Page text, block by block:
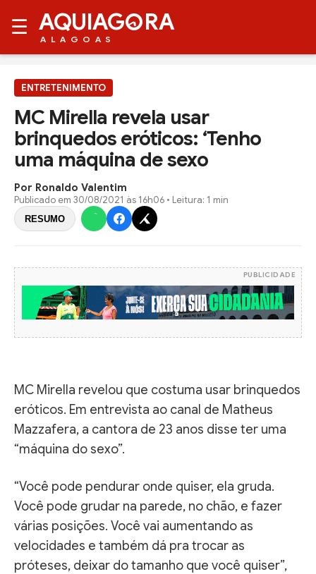
☰ AQUIAG RA
ALAGOAS
ENTRETENIMENTO
MC Mirella revela usar
brinquedos eróticos: ‘Tenho
uma máquina de sexo
Por Ronaldo Valentim
Publicado em 30/08/2021 às 16h06 • Leitura: 1 min
RESUMO
PUBLICIDADE
MC Mirella revelou que costuma usar brinquedos
eróticos. Em entrevista ao canal de Matheus
Mazzafera, a cantora de 23 anos disse ter uma
“máquina do sexo”.
“Você pode pendurar onde quiser, ela gruda.
Você pode grudar na parede, no chão, e fazer
várias posições. Você vai aumentando as
velocidades e também dá pra trocar as
próteses, deixar do tamanho que você quiser”,